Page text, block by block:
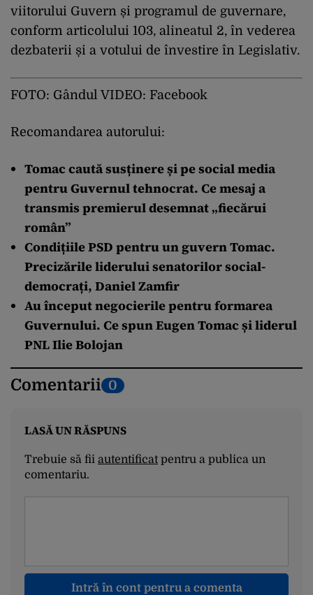
viitorului Guvern și programul de guvernare,
conform articolului 103, alineatul 2, în vederea
dezbaterii și a votului de învestire în Legislativ.
FOTO: Gândul VIDEO: Facebook
Recomandarea autorului:
Tomac caută susținere și pe social media
pentru Guvernul tehnocrat. Ce mesaj a
transmis premierul desemnat „fiecărui
român”
Condițiile PSD pentru un guvern Tomac.
Precizările liderului senatorilor social-
democrați, Daniel Zamfir
Au început negocierile pentru formarea
Guvernului. Ce spun Eugen Tomac și liderul
PNL Ilie Bolojan
Comentarii 0
LASĂ UN RĂSPUNS
Trebuie să fii autentificatpentru a publica un
comentariu.
Intră în cont pentru a comenta